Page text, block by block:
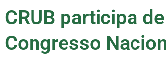
CRUB participa
Congresso